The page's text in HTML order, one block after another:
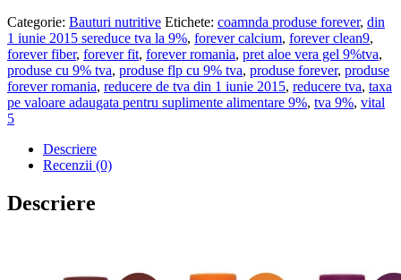
Categorie: Bauturi nutritive Etichete: coamnda produse forever, din
1 iunie 2015 sereduce tva la 9%, forever calcium, forever clean9,
forever fiber, forever fit, forever romania, pret aloe vera gel 9%tva,
produse cu 9% tva, produse flp cu 9% tva, produse forever, produse
forever romania, reducere de tva din 1 iunie 2015, reducere tva, taxa
pe valoare adaugata pentru suplimente alimentare 9%, tva 9%, vital
5
Descriere
Recenzii (0)
Descriere